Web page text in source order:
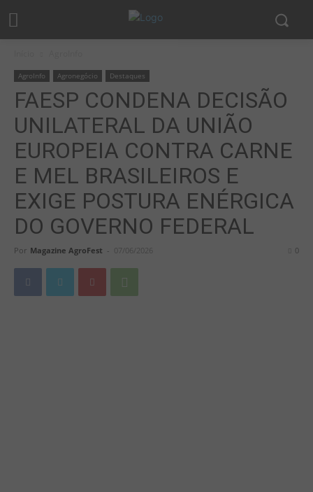
AgroInfo Agronegócio Destaques
FAESP CONDENA DECISÃO
UNILATERAL DA UNIÃO
EUROPEIA CONTRA CARNE
E MEL BRASILEIROS E
EXIGE POSTURA ENÉRGICA
DO GOVERNO FEDERAL
Por Magazine AgroFest - 07/06/2026 0